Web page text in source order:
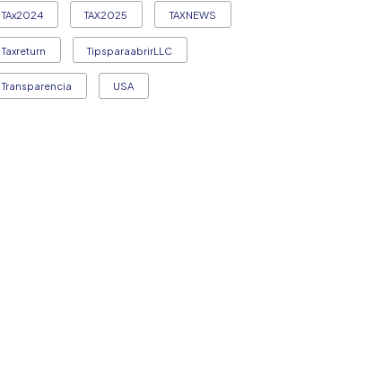
TAx2024 TAX2025 TAXNEWS
Taxreturn TipsparaabrirLLC
Transparencia USA